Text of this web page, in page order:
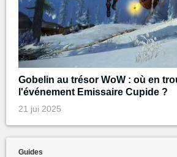
Gobelin au trésor WoW : où en
l'événement Emissaire Cupide ?
21 jui 2025
Guides